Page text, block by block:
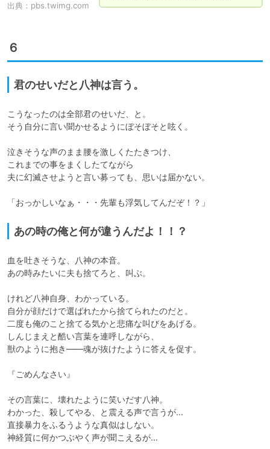
出典： pbs.twimg.com
６
君のせいだと八神は言う。
こうなったのは全部君のせいだ、と。
そう自分に言い聞かせるようにぼそぼそと呟く。
泣きそうな声のまま腰を激しくたたきつけ、
これまでの事をまくしたてながら
夫に幻滅させようと言い募っても、思いは届かない。
あの時の俺と何が違うんだよ！！？
血を吐きそうな、八神の本音。
あの時みたいに夫も捨てろと、叫ぶ。
けれど八神自身、わかっている。
自分が顔だけで選ばれたから捨てられたのだと。
二度も俺のこと捨てる気かと悲痛な叫びをあげる。
しんじまえと酷い言葉を連呼しながら、
獣のように抱き――魂が抜けたように答えを促す。
『ごめんなさい』
その言葉に、壊れたように笑いだす八神。
わかった、殺してやる、と震える声で言うが…
直接暴力をふるうような真似はしない。
神経質に何かつぶやく声が聞こえるが…